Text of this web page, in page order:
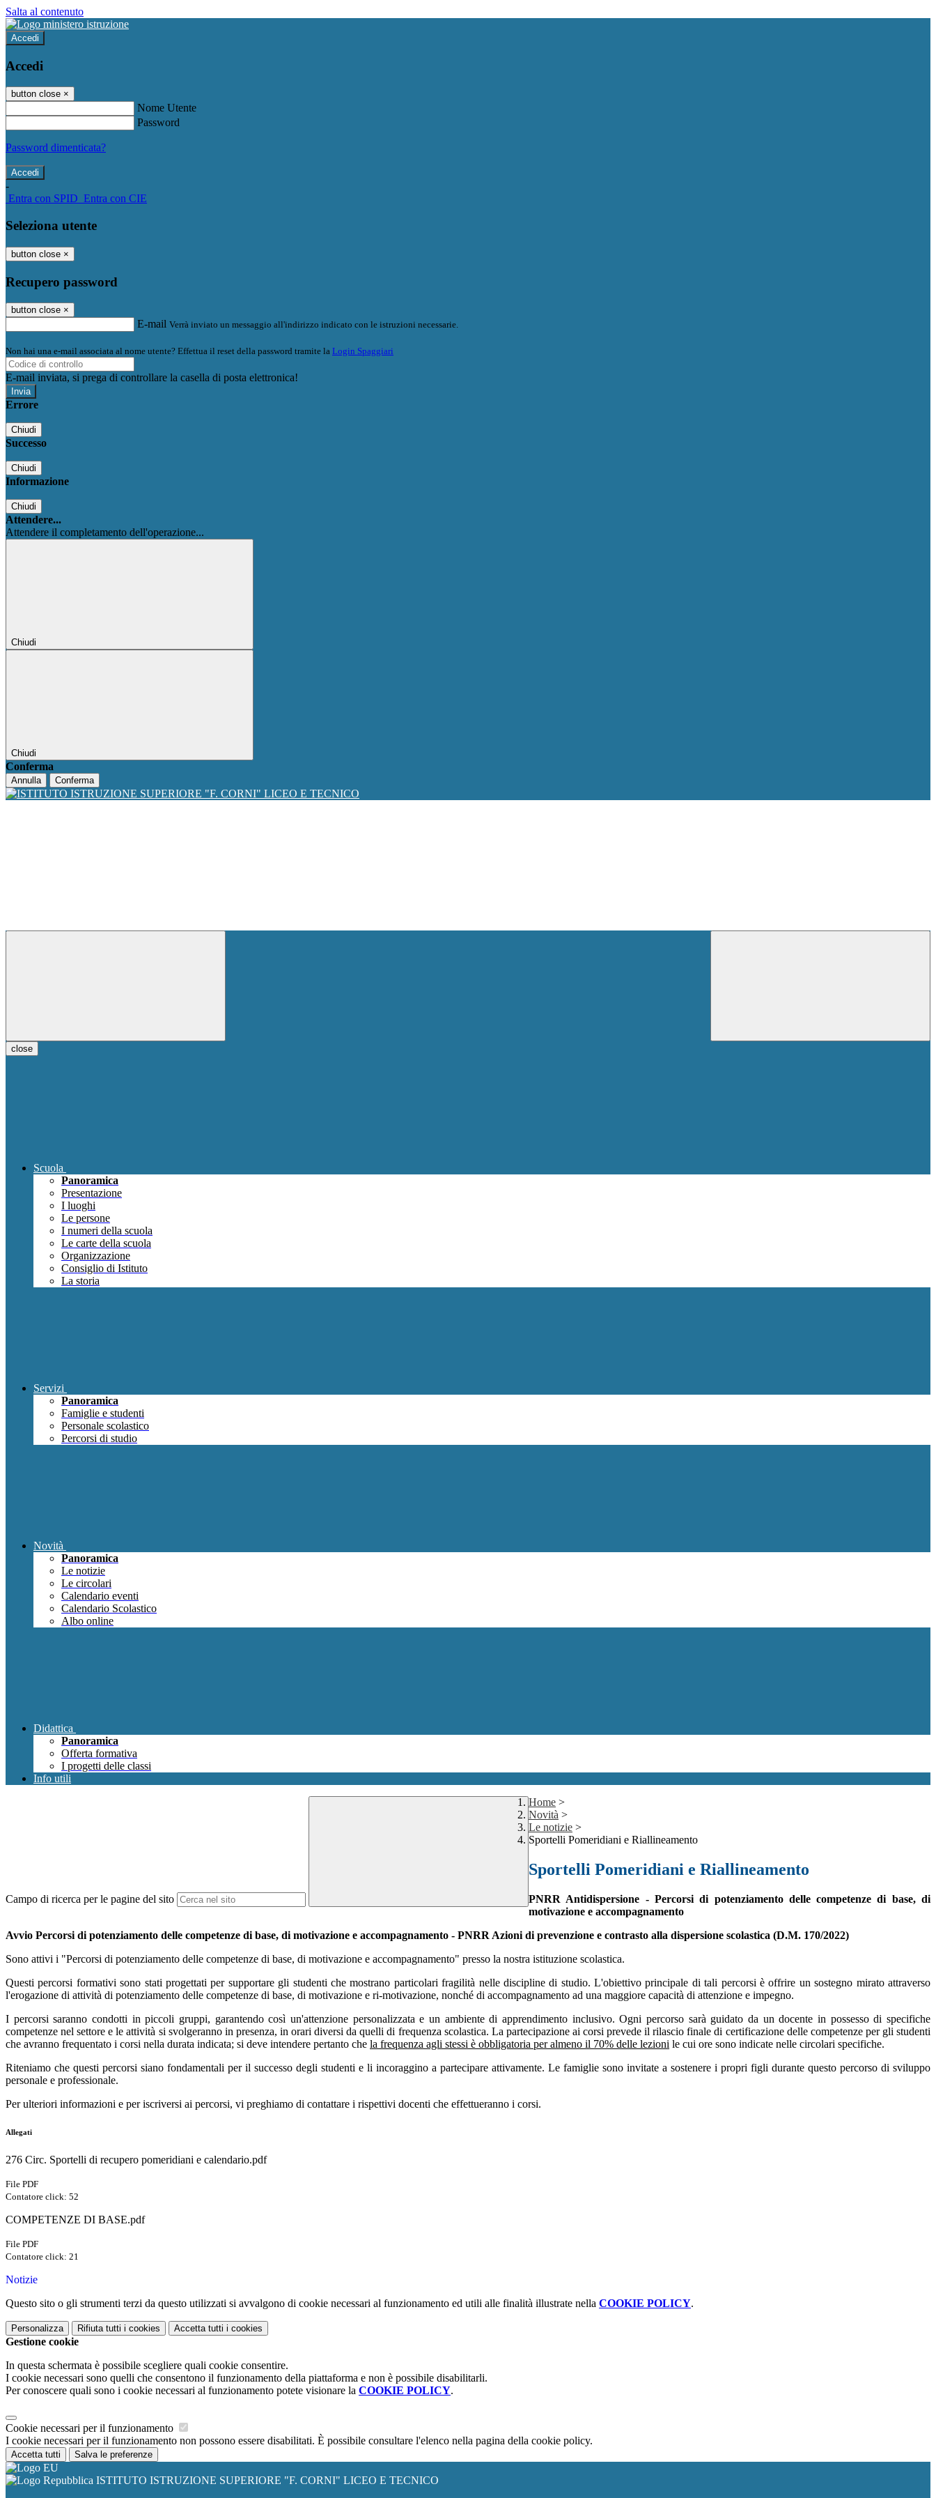
Salta al contenuto
Accedi
Accedi
button close ×
Nome Utente
Password
Password dimenticata?
-
Entra con SPID Entra con CIE
Seleziona utente
button close ×
Recupero password
button close ×
E-mail Verrà inviato un messaggio all'indirizzo indicato con le istruzioni necessarie.
Non hai una e-mail associata al nome utente? Effettua il reset della password tramite la Login Spaggiari
E-mail inviata, si prega di controllare la casella di posta elettronica!
Errore
Chiudi
Successo
Chiudi
Informazione
Chiudi
Attendere...
Attendere il completamento dell'operazione...
Chiudi
Chiudi
Conferma
Annulla Conferma
close
Scuola
Panoramica
Presentazione
I luoghi
Le persone
I numeri della scuola
Le carte della scuola
Organizzazione
Consiglio di Istituto
La storia
Servizi
Panoramica
Famiglie e studenti
Personale scolastico
Percorsi di studio
Novità
Panoramica
Le notizie
Le circolari
Calendario eventi
Calendario Scolastico
Albo online
Didattica
Panoramica
Offerta formativa
I progetti delle classi
Info utili
Campo di ricerca per le pagine del sito
Home >
Novità >
Le notizie >
Sportelli Pomeridiani e Riallineamento
Sportelli Pomeridiani e Riallineamento
PNRR Antidispersione - Percorsi di potenziamento delle competenze di base, di
motivazione e accompagnamento
Avvio Percorsi di potenziamento delle competenze di base, di motivazione e accompagnamento - PNRR Azioni di prevenzione e contrasto alla dispersione scolastica (D.M. 170/2022)
Sono attivi i "Percorsi di potenziamento delle competenze di base, di motivazione e accompagnamento" presso la nostra istituzione scolastica.
Questi percorsi formativi sono stati progettati per supportare gli studenti che mostrano particolari fragilità nelle discipline di studio. L'obiettivo principale di tali percorsi è offrire un sostegno mirato attraverso
l'erogazione di attività di potenziamento delle competenze di base, di motivazione e ri-motivazione, nonché di accompagnamento ad una maggiore capacità di attenzione e impegno.
I percorsi saranno condotti in piccoli gruppi, garantendo così un'attenzione personalizzata e un ambiente di apprendimento inclusivo. Ogni percorso sarà guidato da un docente in possesso di specifiche
competenze nel settore e le attività si svolgeranno in presenza, in orari diversi da quelli di frequenza scolastica. La partecipazione ai corsi prevede il rilascio finale di certificazione delle competenze per gli studenti
che avranno frequentato i corsi nella durata indicata; si deve intendere pertanto che la frequenza agli stessi è obbligatoria per almeno il 70% delle lezioni le cui ore sono indicate nelle circolari specifiche.
Riteniamo che questi percorsi siano fondamentali per il successo degli studenti e li incoraggino a partecipare attivamente. Le famiglie sono invitate a sostenere i propri figli durante questo percorso di sviluppo
personale e professionale.
Per ulteriori informazioni e per iscriversi ai percorsi, vi preghiamo di contattare i rispettivi docenti che effettueranno i corsi.
Allegati
276 Circ. Sportelli di recupero pomeridiani e calendario.pdf
File PDF
Contatore click: 52
COMPETENZE DI BASE.pdf
File PDF
Contatore click: 21
Notizie
Questo sito o gli strumenti terzi da questo utilizzati si avvalgono di cookie necessari al funzionamento ed utili alle finalità illustrate nella COOKIE POLICY.
Personalizza Rifiuta tutti i cookies Accetta tutti i cookies
Gestione cookie
In questa schermata è possibile scegliere quali cookie consentire.
I cookie necessari sono quelli che consentono il funzionamento della piattaforma e non è possibile disabilitarli.
Per conoscere quali sono i cookie necessari al funzionamento potete visionare la COOKIE POLICY.
Cookie necessari per il funzionamento
I cookie necessari per il funzionamento non possono essere disabilitati. È possibile consultare l'elenco nella pagina della cookie policy.
Accetta tutti Salva le preferenze
ISTITUTO ISTRUZIONE SUPERIORE "F. CORNI" LICEO E TECNICO